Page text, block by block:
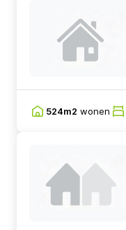
524m2 wonen